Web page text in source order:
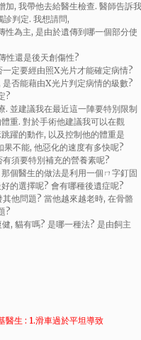
加, 我帶他去給醫生檢查. 醫師告訴
判定. 我想請問,
性為主, 是由於遺傳到哪一個部分使
性還是後天創傷性?
定要經由照X光片才能確定病情?
否能藉由X光片判定病情的級數?
?
. 並建議我在最近這一陣要特別限制
重. 對於手術他建議我可以在觀
躍的動作, 以及控制他的體重是
不能, 他惡化的速度有多快呢?
須要特別補充的營養素呢?
個醫生的做法是利用一個ㄇ字釘固
的選擇呢? 會有哪種後遺症呢?
他問題? 當他越來越老時, 在骨骼
?
, 貓有嗎? 是哪一種法? 是由飼主
醫生 : 1.滑車過於平坦導致